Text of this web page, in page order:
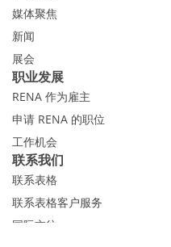
媒体聚焦
新闻
展会
职业发展
RENA 作为雇主
申请 RENA 的职位
工作机会
联系我们
联系表格
联系表格客户服务
国际交往